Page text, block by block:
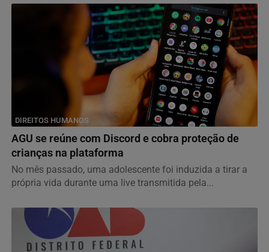
DIREITOS HUMANOS
AGU se reúne com Discord e cobra proteção de
crianças na plataforma
No mês passado, uma adolescente foi induzida a tirar a
própria vida durante uma live transmitida pela...